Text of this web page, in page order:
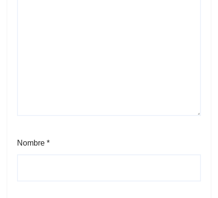
Nombre *